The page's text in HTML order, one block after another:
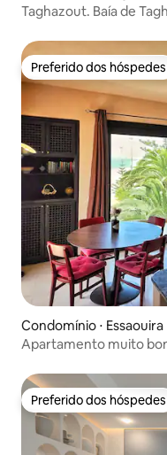
Taghazout. Baía de
Preferido dos hóspedes
Preferido dos hóspedes
Condomínio ⋅ Essaouira
Apartamento muito
Preferido dos hóspedes
Preferido dos hóspedes